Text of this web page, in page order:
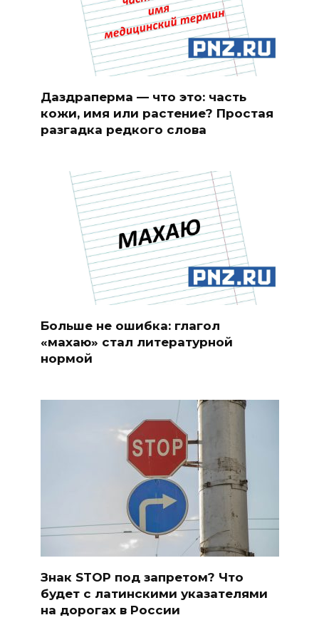
Даздраперма — что это: часть
кожи, имя или растение? Простая
разгадка редкого слова
Больше не ошибка: глагол
«махаю» стал литературной
нормой
Знак STOP под запретом? Что
будет с латинскими указателями
на дорогах в России